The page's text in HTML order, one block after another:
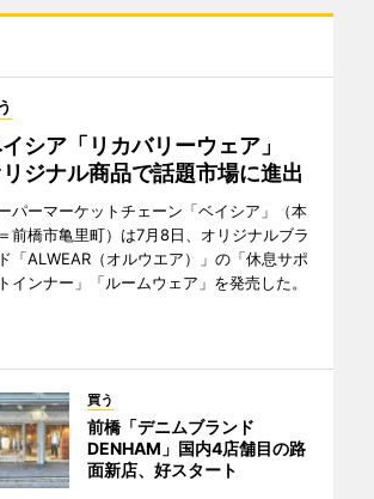
シア「リカバリーウェア」
ジナル商品で話題市場に進出
パーマーケットチェーン「ベイシア」（本
前橋市亀里町）は7月8日、オリジナルブラ
「ALWEAR（オルウエア）」の「休息サポ
インナー」「ルームウェア」を発売した。
買う
前橋「デニムブランド
DENHAM」国内4店舗目の路
面新店、好スタート